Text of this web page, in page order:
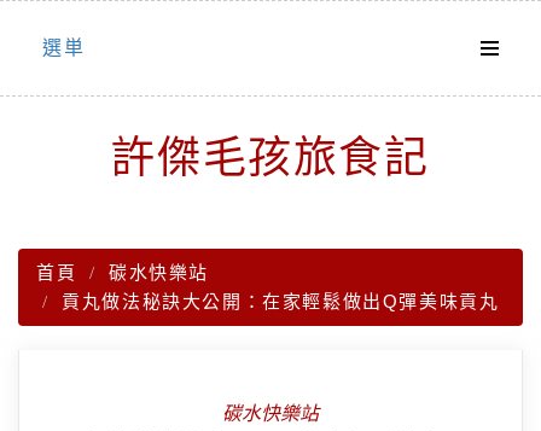
Skip
選単
許傑毛孩旅食記
首頁
碳水快樂站
貢丸做法秘訣大公開：在家輕鬆做出Q彈美味貢丸
碳水快樂站